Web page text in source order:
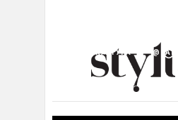
КУЛТУРА
ИЗЛОГ